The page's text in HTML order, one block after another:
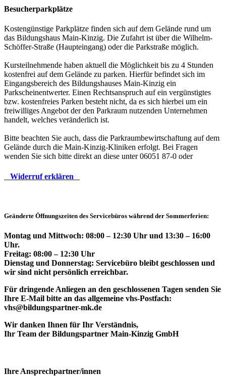
Besucherparkplätze
Kostengünstige Parkplätze finden sich auf dem Gelände rund um
das Bildungshaus Main-Kinzig. Die Zufahrt ist über die Wilhelm-
Schöffer-Straße (Haupteingang) oder die Parkstraße möglich.
Kursteilnehmende haben aktuell die Möglichkeit bis zu 4 Stunden
kostenfrei auf dem Gelände zu parken. Hierfür befindet sich im
Eingangsbereich des Bildungshauses Main-Kinzig ein
Parkscheinentwerter. Einen Rechtsanspruch auf ein vergünstigtes
bzw. kostenfreies Parken besteht nicht, da es sich hierbei um ein
freiwilliges Angebot der den Parkraum nutzenden Unternehmen
handelt, welches veränderlich ist.
Bitte beachten Sie auch, dass die Parkraumbewirtschaftung auf dem
Gelände durch die Main-Kinzig-Kliniken erfolgt. Bei Fragen
wenden Sie sich bitte direkt an diese unter 06051 87-0 oder
Widerruf erklären
Geänderte Öffnungszeiten des Servicebüros während der Sommerferien:
Montag und Mittwoch: 08:00 – 12:30 Uhr und 13:30 – 16:00
Uhr.
Freitag: 08:00 – 12:30 Uhr
Dienstag und Donnerstag: Servicebüro bleibt geschlossen und
wir sind nicht persönlich erreichbar.
Für dringende Anliegen an den geschlossenen Tagen senden Sie
Ihre E-Mail bitte an das allgemeine vhs-Postfach:
vhs@bildungspartner-mk.de
Wir danken Ihnen für Ihr Verständnis,
Ihr Team der Bildungspartner Main-Kinzig GmbH
Ihre Ansprechpartner/innen